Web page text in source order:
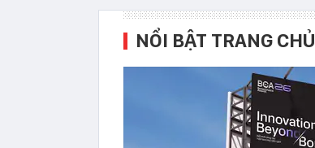
NỔI BẬT TRANG CHỦ